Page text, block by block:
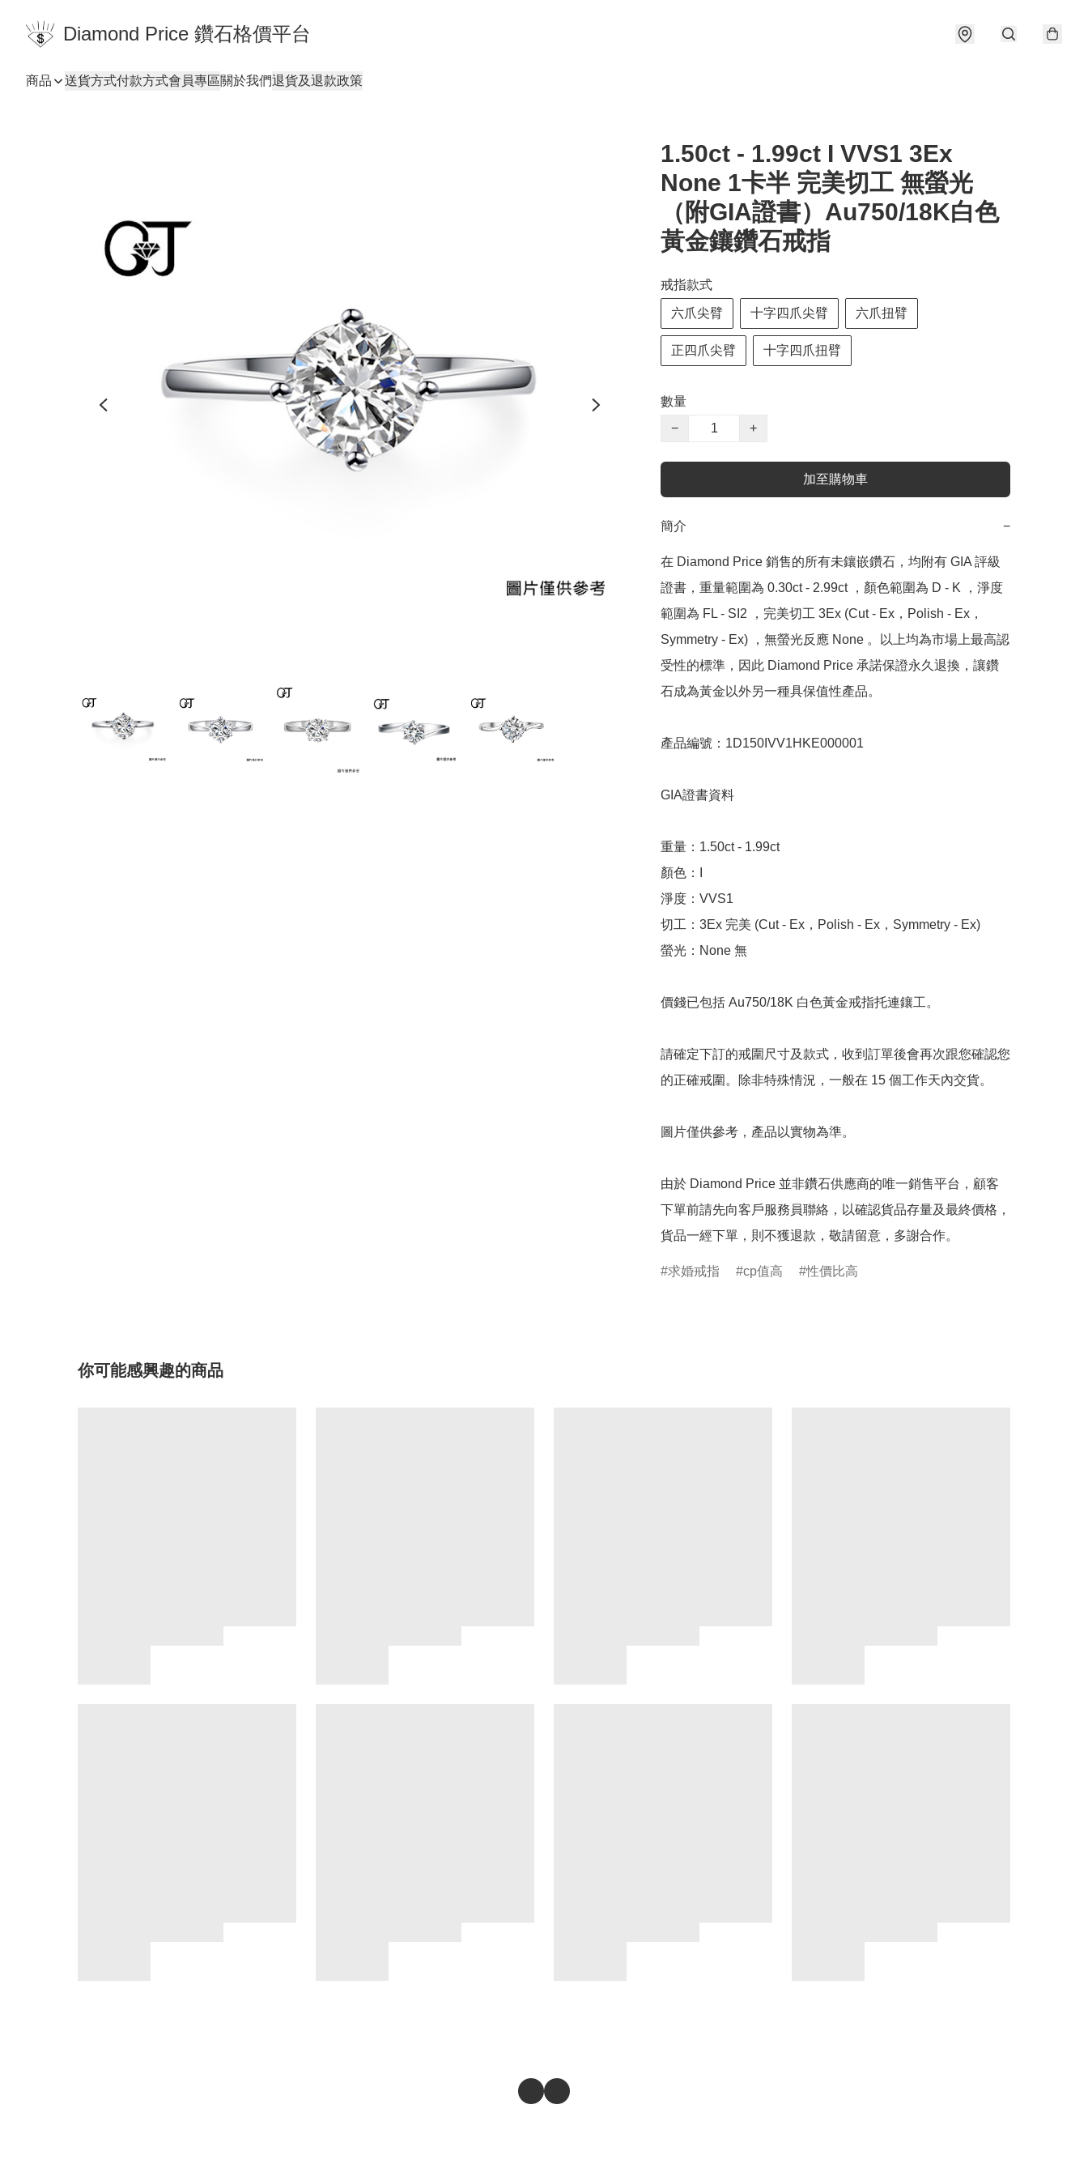
Diamond Price 鑽石格價平台
商品 送貨方式付款方式會員專區關於我們退貨及退款政策
1.50ct - 1.99ct I VVS1 3Ex
None 1卡半 完美切工 無螢光
（附GIA證書）Au750/18K白色
黃金鑲鑽石戒指
戒指款式
六爪尖臂 十字四爪尖臂 六爪扭臂
正四爪尖臂 十字四爪扭臂
數量
−
+
加至購物車
簡介 −
在 Diamond Price 銷售的所有未鑲嵌鑽石，均附有 GIA 評級
證書，重量範圍為 0.30ct - 2.99ct ，顏色範圍為 D - K ，淨度
範圍為 FL - SI2 ，完美切工 3Ex (Cut - Ex，Polish - Ex，
Symmetry - Ex) ，無螢光反應 None 。以上均為市場上最高認
受性的標準，因此 Diamond Price 承諾保證永久退換，讓鑽
石成為黃金以外另一種具保值性產品。
產品編號：1D150IVV1HKE000001
GIA證書資料
重量：1.50ct - 1.99ct
顏色：I
淨度：VVS1
切工：3Ex 完美 (Cut - Ex，Polish - Ex，Symmetry - Ex)
螢光：None 無
價錢已包括 Au750/18K 白色黃金戒指托連鑲工。
請確定下訂的戒圍尺寸及款式，收到訂單後會再次跟您確認您
的正確戒圍。除非特殊情況，一般在 15 個工作天內交貨。
圖片僅供參考，產品以實物為準。
由於 Diamond Price 並非鑽石供應商的唯一銷售平台，顧客
下單前請先向客戶服務員聯絡，以確認貨品存量及最終價格，
貨品一經下單，則不獲退款，敬請留意，多謝合作。
求婚戒指 cp值高 性價比高
你可能感興趣的商品